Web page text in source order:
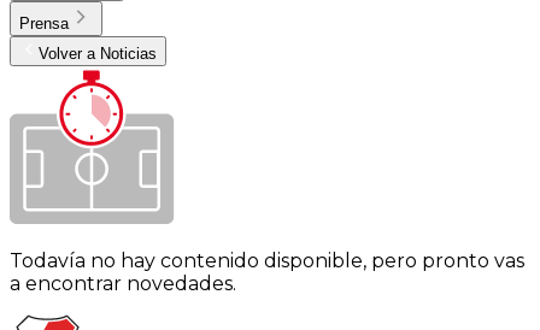
Prensa
Volver a Noticias
Todavía no hay contenido disponible, pero pronto vas
a encontrar novedades.